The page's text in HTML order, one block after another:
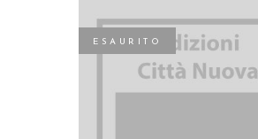
ESAURITO